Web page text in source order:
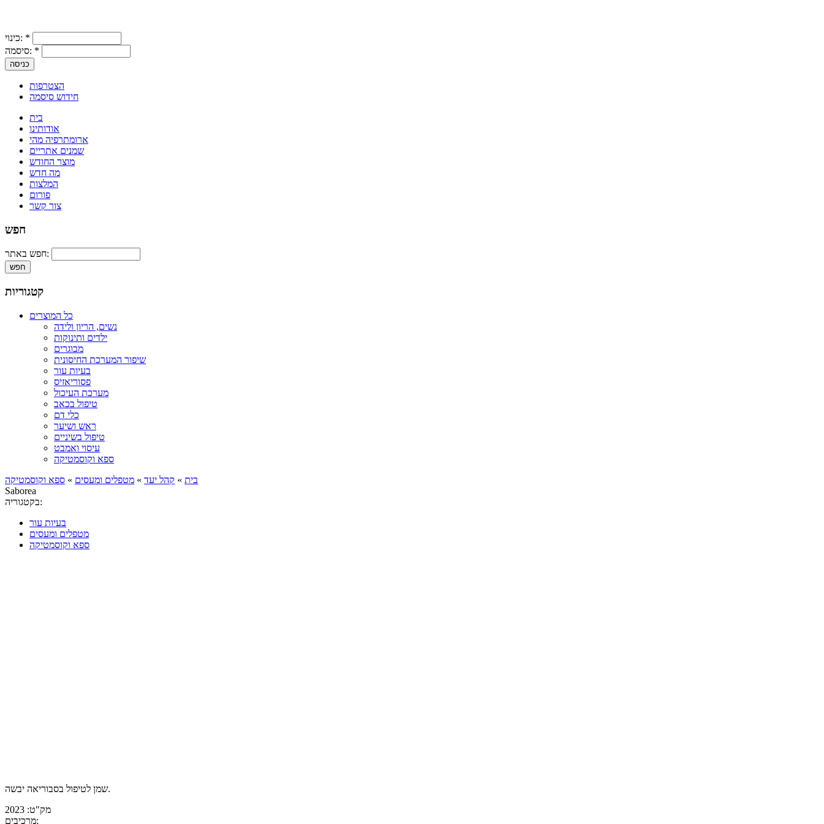
כינוי: *
סיסמה: *
הצטרפות
חידוש סיסמה
בית
אודותינו
ארומתרפיה מהי
שמנים אתריים
מוצר החודש
מה חדש
המלצות
פורום
צור קשר
חפש
חפש באתר:
קטגוריות
כל המוצרים
נשים, הריון ולידה
ילדים ותינוקות
מבוגרים
שיפור המערכת החיסונית
בעיות עור
פסוריאזיס
מערכת העיכול
טיפול בכאב
כלי דם
ראש ושיער
טיפול בשיניים
עיסוי ואמבט
ספא וקוסמטיקה
בית » קהל יעד » מטפלים ומעסים » ספא וקוסמטיקה
Saborea
בקטגוריה:
בעיות עור
מטפלים ומעסים
ספא וקוסמטיקה
שמן לטיפול בסבוריאה יבשה.
מק"ט: 2023
מרכיבים: